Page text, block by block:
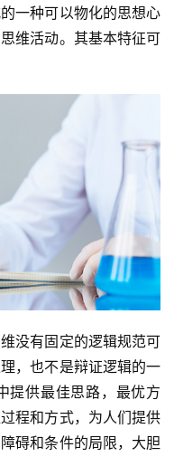
一种可以物化的思想心
维活动。其基本特征可
没有固定的逻辑规范可
，也不是辩证逻辑的一
提供最佳思路，最优方
程和方式，为人们提供
碍和条件的局限，大胆